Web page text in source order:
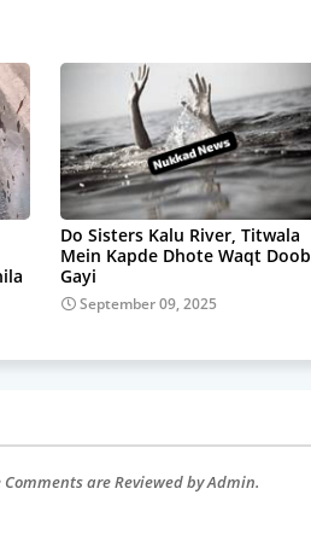
Do Sisters Kalu River, Titwala
Mein Kapde Dhote Waqt Doob
Gayi
September 09, 2025
are Reviewed by Admin.